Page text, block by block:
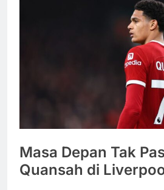
Masa Depan Tak
Quansah di